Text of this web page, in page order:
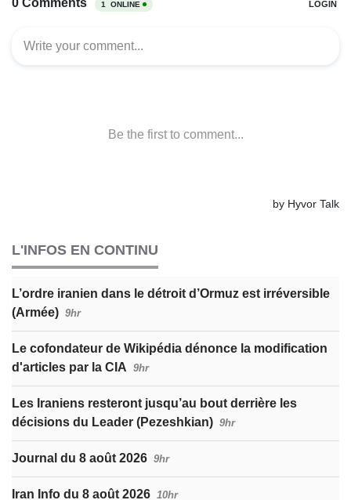
L'INFOS EN CONTINU
L’ordre iranien dans le détroit d’Ormuz est irréversible
(Armée) 9hr
Le cofondateur de Wikipédia dénonce la modification
d'articles par la CIA 9hr
Les Iraniens resteront jusqu’au bout derrière les
décisions du Leader (Pezeshkian) 9hr
Journal du 8 août 2026 9hr
Iran Info du 8 août 2026 10hr